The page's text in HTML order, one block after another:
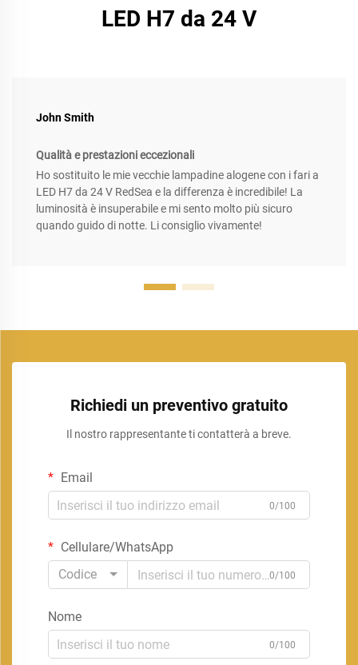
LED H7 da 24 V
John Smith
Qualità e prestazioni eccezionali
Ho sostituito le mie vecchie lampadine alogene con i fari a
LED H7 da 24 V RedSea e la differenza è incredibile! La
luminosità è insuperabile e mi sento molto più sicuro
quando guido di notte. Li consiglio vivamente!
Richiedi un preventivo gratuito
Il nostro rappresentante ti contatterà a breve.
Email
0/100
Cellulare/WhatsApp
Codice
0/100
Nome
0/100